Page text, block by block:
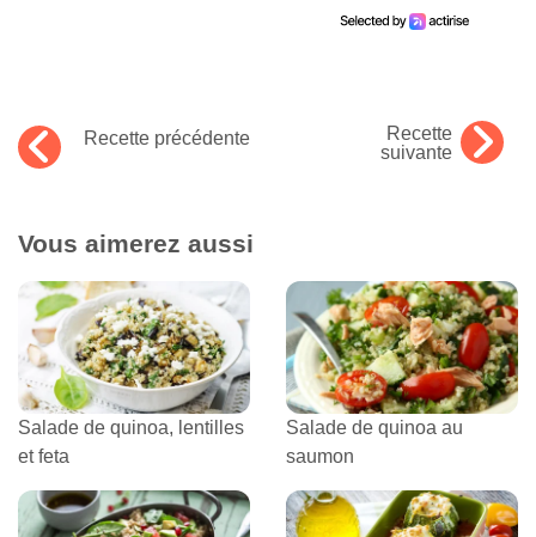
Recette précédente
Recette
suivante
Vous aimerez aussi
Salade de quinoa, lentilles
et feta
Salade de quinoa au
saumon